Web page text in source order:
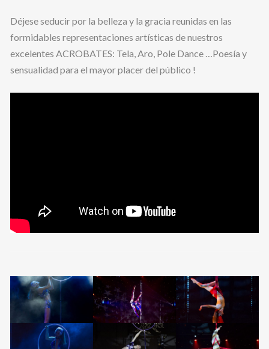
Déjese seducir por la belleza y la gracia reunidas en las
formidables representaciones artísticas de nuestros
excelentes ACROBATES: Tela, Aro, Pole Dance …Poesía y
sensualidad para el mayor placer del público !